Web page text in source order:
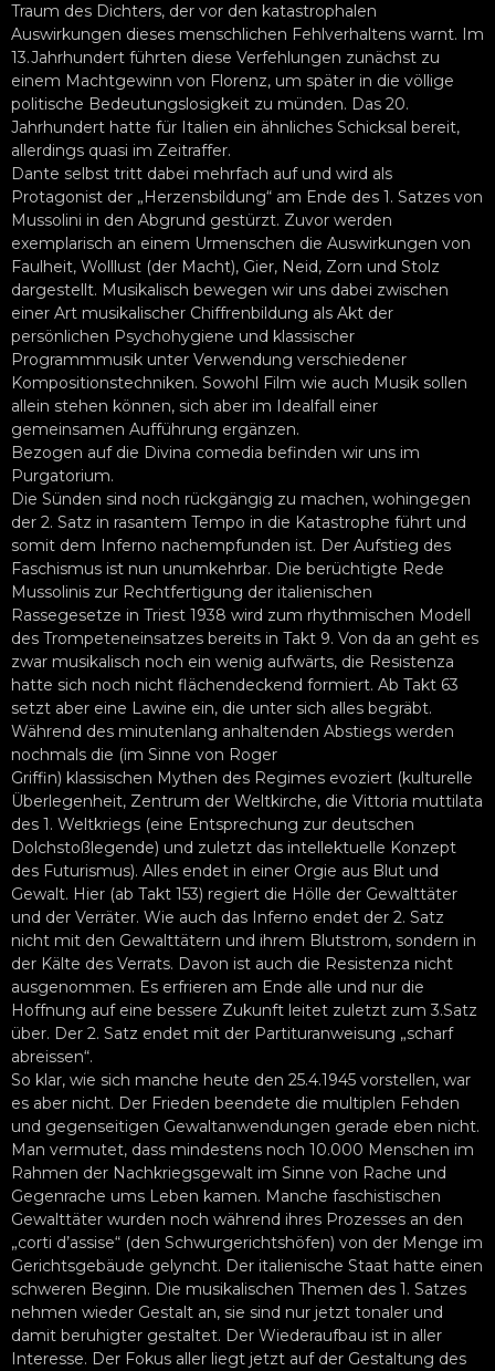
Traum des Dichters, der vor den katastrophalen
Auswirkungen dieses menschlichen Fehlverhaltens warnt. Im
13.Jahrhundert führten diese Verfehlungen zunächst zu
einem Machtgewinn von Florenz, um später in die völlige
politische Bedeutungslosigkeit zu münden. Das 20.
Jahrhundert hatte für Italien ein ähnliches Schicksal bereit,
allerdings quasi im Zeitraffer.
Dante selbst tritt dabei mehrfach auf und wird als
Protagonist der „Herzensbildung“ am Ende des 1. Satzes von
Mussolini in den Abgrund gestürzt. Zuvor werden
exemplarisch an einem Urmenschen die Auswirkungen von
Faulheit, Wolllust (der Macht), Gier, Neid, Zorn und Stolz
dargestellt. Musikalisch bewegen wir uns dabei zwischen
einer Art musikalischer Chiffrenbildung als Akt der
persönlichen Psychohygiene und klassischer
Programmmusik unter Verwendung verschiedener
Kompositionstechniken. Sowohl Film wie auch Musik sollen
allein stehen können, sich aber im Idealfall einer
gemeinsamen Aufführung ergänzen.
Bezogen auf die Divina comedia befinden wir uns im
Purgatorium.
Die Sünden sind noch rückgängig zu machen, wohingegen
der 2. Satz in rasantem Tempo in die Katastrophe führt und
somit dem Inferno nachempfunden ist. Der Aufstieg des
Faschismus ist nun unumkehrbar. Die berüchtigte Rede
Mussolinis zur Rechtfertigung der italienischen
Rassegesetze in Triest 1938 wird zum rhythmischen Modell
des Trompeteneinsatzes bereits in Takt 9. Von da an geht es
zwar musikalisch noch ein wenig aufwärts, die Resistenza
hatte sich noch nicht flächendeckend formiert. Ab Takt 63
setzt aber eine Lawine ein, die unter sich alles begräbt.
Während des minutenlang anhaltenden Abstiegs werden
nochmals die (im Sinne von Roger
Griffin) klassischen Mythen des Regimes evoziert (kulturelle
Überlegenheit, Zentrum der Weltkirche, die Vittoria muttilata
des 1. Weltkriegs (eine Entsprechung zur deutschen
Dolchstoßlegende) und zuletzt das intellektuelle Konzept
des Futurismus). Alles endet in einer Orgie aus Blut und
Gewalt. Hier (ab Takt 153) regiert die Hölle der Gewalttäter
und der Verräter. Wie auch das Inferno endet der 2. Satz
nicht mit den Gewalttätern und ihrem Blutstrom, sondern in
der Kälte des Verrats. Davon ist auch die Resistenza nicht
ausgenommen. Es erfrieren am Ende alle und nur die
Hoffnung auf eine bessere Zukunft leitet zuletzt zum 3.Satz
über. Der 2. Satz endet mit der Partituranweisung „scharf
abreissen“.
So klar, wie sich manche heute den 25.4.1945 vorstellen, war
es aber nicht. Der Frieden beendete die multiplen Fehden
und gegenseitigen Gewaltanwendungen gerade eben nicht.
Man vermutet, dass mindestens noch 10.000 Menschen im
Rahmen der Nachkriegsgewalt im Sinne von Rache und
Gegenrache ums Leben kamen. Manche faschistischen
Gewalttäter wurden noch während ihres Prozesses an den
„corti d’assise“ (den Schwurgerichtshöfen) von der Menge im
Gerichtsgebäude gelyncht. Der italienische Staat hatte einen
schweren Beginn. Die musikalischen Themen des 1. Satzes
nehmen wieder Gestalt an, sie sind nur jetzt tonaler und
damit beruhigter gestaltet. Der Wiederaufbau ist in aller
Interesse. Der Fokus aller liegt jetzt auf der Gestaltung des